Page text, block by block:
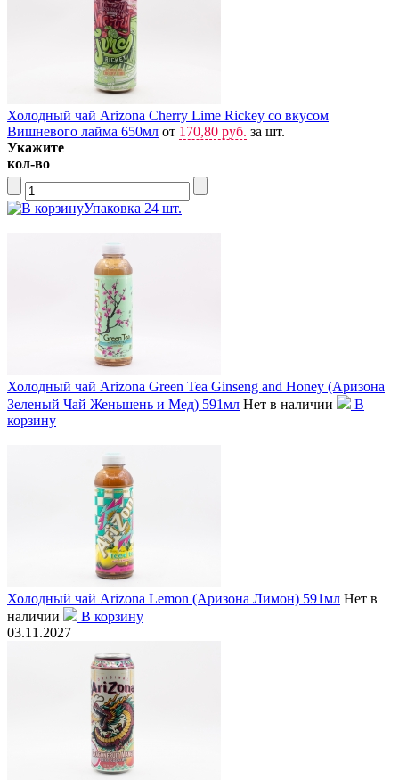
Холодный чай Arizona Cherry Lime Rickey со вкусом
Вишневого лайма 650мл от 170,80 руб. за шт.
Укажите
кол-во
Упаковка 24 шт.
Холодный чай Arizona Green Tea Ginseng and Honey (Аризона
Зеленый Чай Женьшень и Мед) 591мл Нет в наличии
В
корзину
Холодный чай Arizona Lemon (Аризона Лимон) 591мл Нет в
наличии
В корзину
03.11.2027